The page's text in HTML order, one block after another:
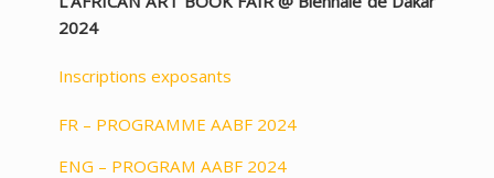
2024
Inscriptions exposants
FR – PROGRAMME AABF 2024
ENG – PROGRAM AABF 2024